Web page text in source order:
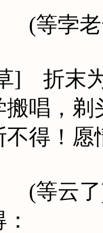
老云
] 折末
搬唱，剃
不得！愿
了)(云)